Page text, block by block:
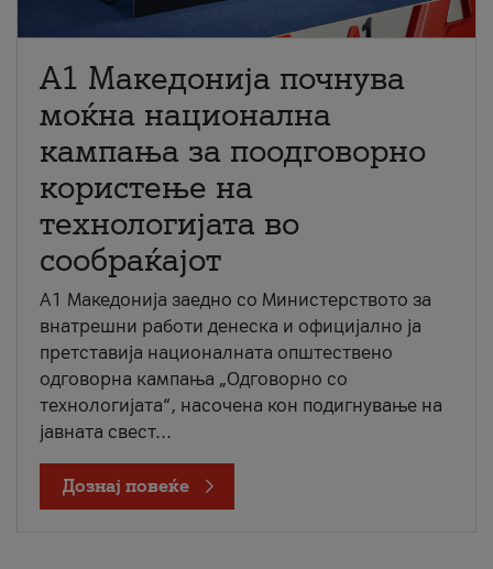
A1 Македонија почнува
моќна национална
кампања за поодговорно
користење на
технологијата во
сообраќајот
A1 Македонија заедно со Министерството за
внатрешни работи денеска и официјално ја
претставија националната општествено
одговорна кампања „Одговорно со
технологијата“, насочена кон подигнување на
јавната свест...
Дознај повеќе